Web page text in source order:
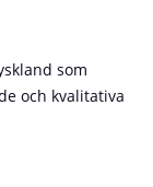
som
och kvalitativa
snabbt blev